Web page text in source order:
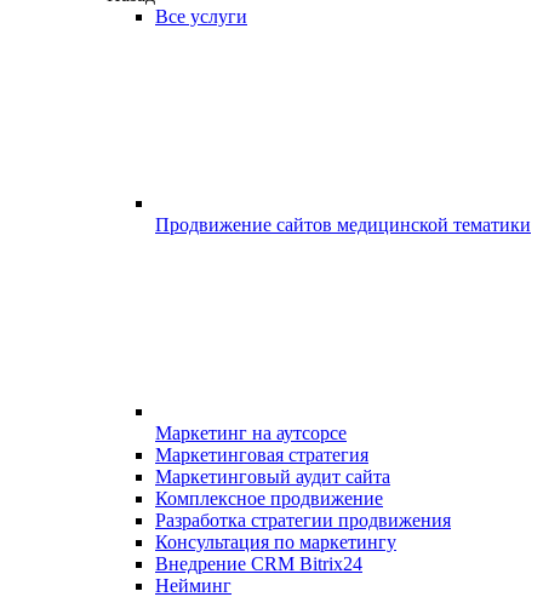
Все услуги
Продвижение сайтов медицинской тематики
Маркетинг на аутсорсе
Маркетинговая стратегия
Маркетинговый аудит сайта
Комплексное продвижение
Разработка стратегии продвижения
Консультация по маркетингу
Внедрение CRM Bitrix24
Нейминг